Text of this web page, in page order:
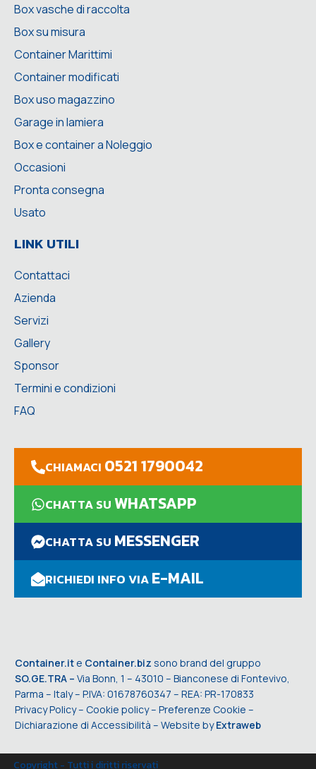
Box vasche di raccolta
Box su misura
Container Marittimi
Container modificati
Box uso magazzino
Garage in lamiera
Box e container a Noleggio
Occasioni
Pronta consegna
Usato
LINK UTILI
Contattaci
Azienda
Servizi
Gallery
Sponsor
Termini e condizioni
FAQ
CHIAMACI 0521 1790042
CHATTA SUWHATSAPP
CHATTA SU MESSENGER
RICHIEDI INFO VIAE-MAIL
Container.it e Container.biz sono brand del gruppo
SO.GE.TRA – Via Bonn, 1 – 43010 – Bianconese di Fontevivo,
Parma – Italy – P.IVA: 01678760347 – REA: PR-170833
Privacy Policy– Cookie policy– Preferenze Cookie –
Dichiarazione di Accessibilità – Website byExtraweb
Copyright - Tutti i diritti riservati